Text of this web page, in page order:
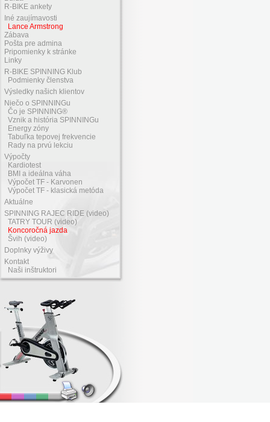
R-BIKE ankety
Iné zaujímavosti
Lance Armstrong
Zábava
Pošta pre admina
Pripomienky k stránke
Linky
R-BIKE SPINNING Klub
Podmienky členstva
Výsledky našich klientov
Niečo o SPINNINGu
Čo je SPINNING®
Vznik a história SPINNINGu
Energy zóny
Tabuľka tepovej frekvencie
Rady na prvú lekciu
Výpočty
Kardiotest
BMI a ideálna váha
Výpočet TF - Karvonen
Výpočet TF - klasická metóda
Aktuálne
SPINNING RAJEC RIDE (video)
TATRY TOUR (video)
Koncoročná jazda
Švih (video)
Doplnky výživy
Kontakt
Naši inštruktori